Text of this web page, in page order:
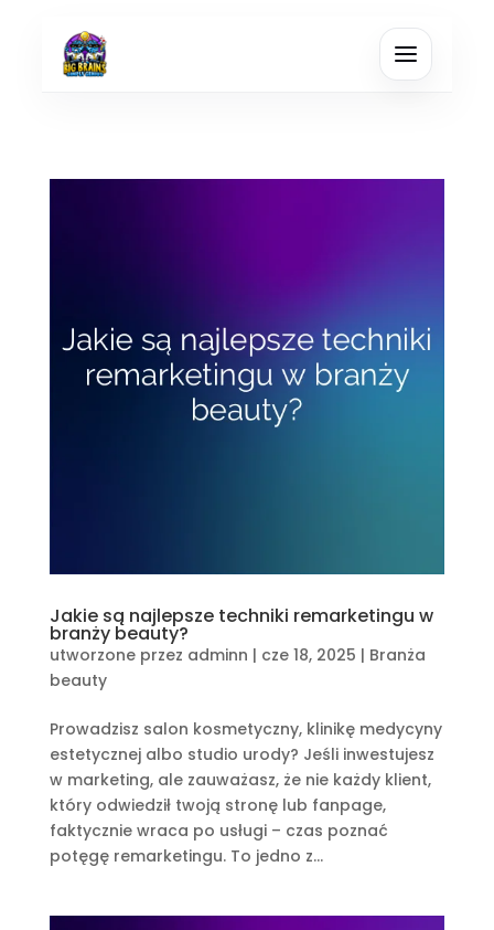
Jakie są najlepsze techniki remarketingu w
branży beauty?
utworzone przez adminn | cze 18, 2025 | Branża
beauty
Prowadzisz salon kosmetyczny, klinikę medycyny
estetycznej albo studio urody? Jeśli inwestujesz
w marketing, ale zauważasz, że nie każdy klient,
który odwiedził twoją stronę lub fanpage,
faktycznie wraca po usługi – czas poznać
potęgę remarketingu. To jedno z...